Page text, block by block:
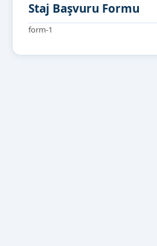
Staj Başvuru Formu
form-1